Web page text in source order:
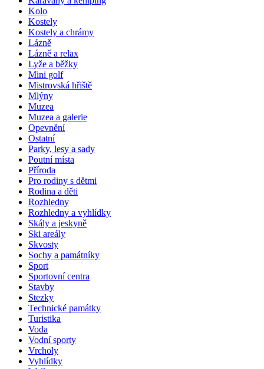
Kolo
Kostely
Kostely a chrámy
Lázně
Lázně a relax
Lyže a běžky
Mini golf
Mistrovská hřiště
Mlýny
Muzea
Muzea a galerie
Opevnění
Ostatní
Parky, lesy a sady
Poutní místa
Příroda
Pro rodiny s dětmi
Rodina a děti
Rozhledny
Rozhledny a vyhlídky
Skály a jeskyně
Ski areály
Skvosty
Sochy a památníky
Sport
Sportovní centra
Stavby
Stezky
Technické památky
Turistika
Voda
Vodní sporty
Vrcholy
Vyhlídky